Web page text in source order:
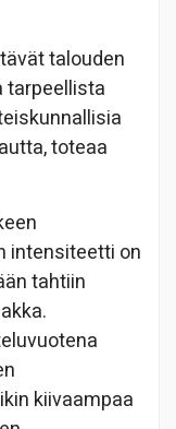
talouden
tarpeellista
toteaa
intensiteetti on
tahtiin
kiivaampaa